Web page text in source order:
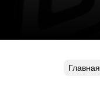
Главная